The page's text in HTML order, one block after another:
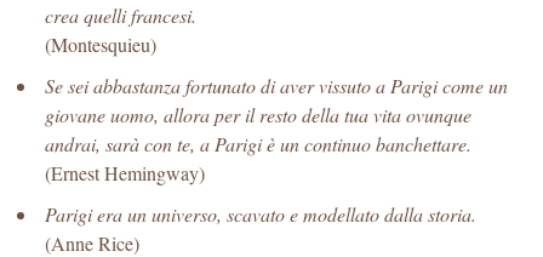
crea quelli francesi.
(Montesquieu)
Se sei abbastanza fortunato di aver vissuto a Parigi come un
giovane uomo, allora per il resto della tua vita ovunque
andrai, sarà con te, a Parigi è un continuo banchettare.
(Ernest Hemingway)
Parigi era un universo, scavato e modellato dalla storia.
(Anne Rice)